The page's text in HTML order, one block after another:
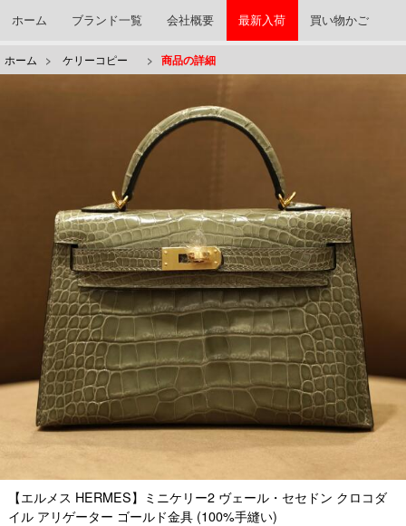
ホーム ブランド一覧 会社概要 最新入荷 買い物かご
ホーム > ケリーコピー > 商品の詳細
【エルメス HERMES】ミニケリー2 ヴェール・セセドン クロコダ
イル アリゲーター ゴールド金具 (100%手縫い)